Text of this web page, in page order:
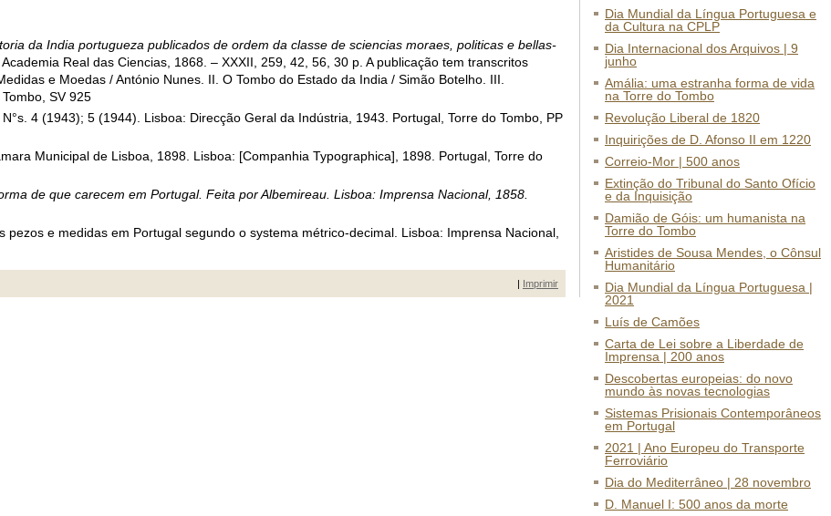
da India portugueza publicados de ordem da classe de sciencias moraes, politicas e bellas-
Real das Ciencias, 1868. – XXXII, 259, 42, 56, 30 p. A publicação tem transcritos
e Moedas / António Nunes. II. O Tombo do Estado da India / Simão Botelho. III.
SV 925
N°s. 4 (1943); 5 (1944). Lisboa: Direcção Geral da Indústria, 1943. Portugal, Torre do Tombo, PP
Municipal de Lisboa, 1898. Lisboa: [Companhia Typographica], 1898. Portugal, Torre do
de que carecem em Portugal. Feita por Albemireau. Lisboa: Imprensa Nacional, 1858.
e medidas em Portugal segundo o systema métrico-decimal. Lisboa: Imprensa Nacional,
| Imprimir
Dia Mundial da Língua Portuguesa e
da Cultura na CPLP
Dia Internacional dos Arquivos | 9
junho
Amália: uma estranha forma de vida
na Torre do Tombo
Revolução Liberal de 1820
Inquirições de D. Afonso II em 1220
Correio-Mor | 500 anos
Extinção do Tribunal do Santo Ofício
e da Inquisição
Damião de Góis: um humanista na
Torre do Tombo
Aristides de Sousa Mendes, o Cônsul
Humanitário
Dia Mundial da Língua Portuguesa |
2021
Luís de Camões
Carta de Lei sobre a Liberdade de
Imprensa | 200 anos
Descobertas europeias: do novo
mundo às novas tecnologias
Sistemas Prisionais Contemporâneos
em Portugal
2021 | Ano Europeu do Transporte
Ferroviário
Dia do Mediterrâneo | 28 novembro
D. Manuel I: 500 anos da morte